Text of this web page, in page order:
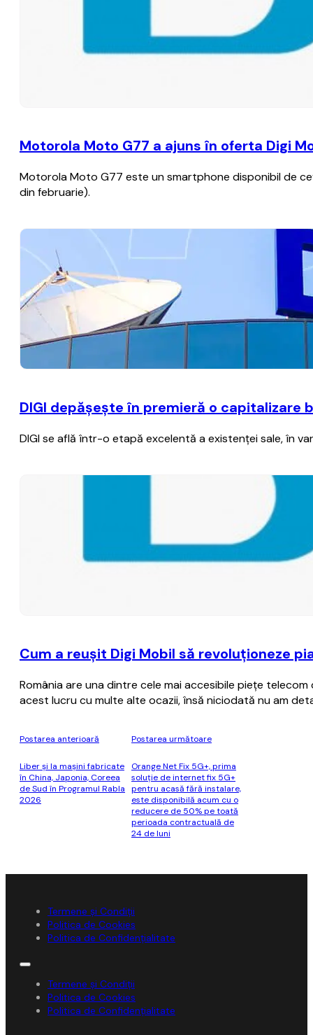
Motorola Moto G77 a ajuns în oferta Digi
Motorola Moto G77 este un smartphone disponibil de
din februarie).
DIGI depăşeşte în premieră o capitalizare
DIGI se află într-o etapă excelentă a existenţei sale, în
Cum a reuşit Digi Mobil să revoluţioneze
România are una dintre cele mai accesibile pieţe
acest lucru cu multe alte ocazii, însă niciodată nu am
Postarea anterioară
Liber şi la maşini fabricate
în China, Japonia, Coreea
de Sud în Programul Rabla
2026
Postarea următoare
Orange Net Fix 5G+, prima
soluţie de internet fix 5G+
pentru acasă fără instalare,
este disponibilă acum cu o
reducere de 50% pe toată
perioada contractuală de
24 de luni
Termene și Condiții
Politica de Cookies
Politica de Confidențialitate
Termene și Condiții
Politica de Cookies
Politica de Confidențialitate